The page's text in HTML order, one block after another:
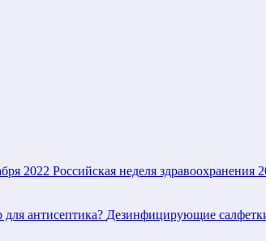
2022 Российская неделя здравоохранения
антисептика? Дезинфицирующие